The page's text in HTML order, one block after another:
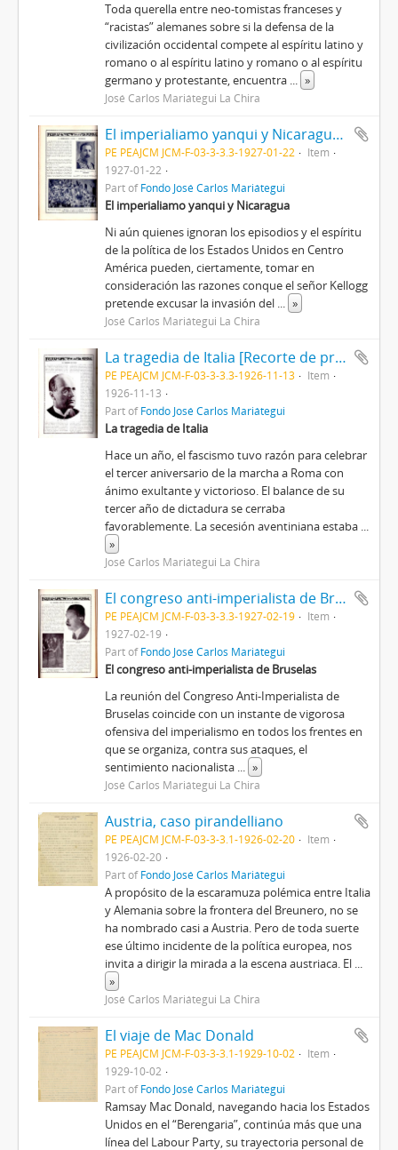
Toda querella entre neo-tomistas franceses y
“racistas” alemanes sobre si la defensa de la
civilización occidental compete al espíritu latino y
romano o al espíritu latino y romano o al espíritu
germano y protestante, encuentra ... »
José Carlos Mariátegui La Chira
El imperialiamo yanqui y Nicaragua [Recorte de prensa]
PE PEAJCM JCM-F-03-3-3.3-1927-01-22
Item
1927-01-22
Part ofFondo José Carlos Mariátegui
El imperialiamo yanqui y Nicaragua
Ni aún quienes ignoran los episodios y el espíritu
de la política de los Estados Unidos en Centro
América pueden, ciertamente, tomar en
consideración las razones conque el señor Kellogg
pretende excusar la invasión del ... »
José Carlos Mariátegui La Chira
La tragedia de Italia [Recorte de prensa]
PE PEAJCM JCM-F-03-3-3.3-1926-11-13
Item
1926-11-13
Part ofFondo José Carlos Mariátegui
La tragedia de Italia
Hace un año, el fascismo tuvo razón para celebrar
el tercer aniversario de la marcha a Roma con
ánimo exultante y victorioso. El balance de su
tercer año de dictadura se cerraba
favorablemente. La secesión aventiniana estaba ...
»
José Carlos Mariátegui La Chira
El congreso anti-imperialista de Bruselas [Recorte de prensa]
PE PEAJCM JCM-F-03-3-3.3-1927-02-19
Item
1927-02-19
Part ofFondo José Carlos Mariátegui
El congreso anti-imperialista de Bruselas
La reunión del Congreso Anti-Imperialista de
Bruselas coincide con un instante de vigorosa
ofensiva del imperialismo en todos los frentes en
que se organiza, contra sus ataques, el
sentimiento nacionalista ... »
José Carlos Mariátegui La Chira
Austria, caso pirandelliano
PE PEAJCM JCM-F-03-3-3.1-1926-02-20
Item
1926-02-20
Part ofFondo José Carlos Mariátegui
A propósito de la escaramuza polémica entre Italia
y Alemania sobre la frontera del Breunero, no se
ha nombrado casi a Austria. Pero de toda suerte
ese último incidente de la política europea, nos
invita a dirigir la mirada a la escena austriaca. El ...
»
José Carlos Mariátegui La Chira
El viaje de Mac Donald
PE PEAJCM JCM-F-03-3-3.1-1929-10-02
Item
1929-10-02
Part ofFondo José Carlos Mariátegui
Ramsay Mac Donald, navegando hacia los Estados
Unidos en el “Berengaria”, continúa más que una
línea del Labour Party, su trayectoria personal de